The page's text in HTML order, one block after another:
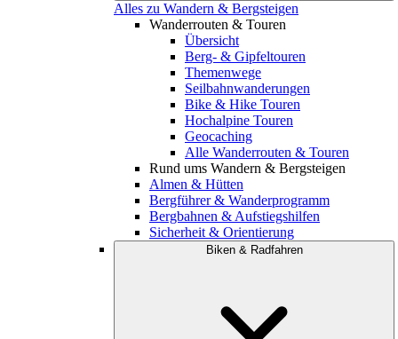
Alles zu Wandern & Bergsteigen
Wanderrouten & Touren
Übersicht
Berg- & Gipfeltouren
Themenwege
Seilbahnwanderungen
Bike & Hike Touren
Hochalpine Touren
Geocaching
Alle Wanderrouten & Touren
Rund ums Wandern & Bergsteigen
Almen & Hütten
Bergführer & Wanderprogramm
Bergbahnen & Aufstiegshilfen
Sicherheit & Orientierung
Biken & Radfahren